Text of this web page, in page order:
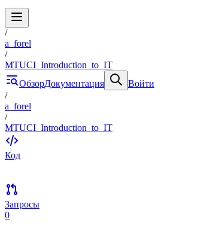
/
a_forel
/
MTUCI_Introduction_to_IT
ОбзорДокументация
Войти
/
a_forel
/
MTUCI_Introduction_to_IT
Код
Запросы
0